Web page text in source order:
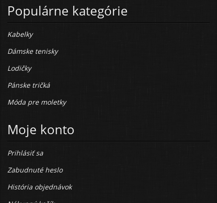
Populárne kategórie
Kabelky
Dámske tenisky
Lodičky
Pánske tričká
Móda pre moletky
Moje konto
Prihlásiť sa
Zabudnuté heslo
História objednávok